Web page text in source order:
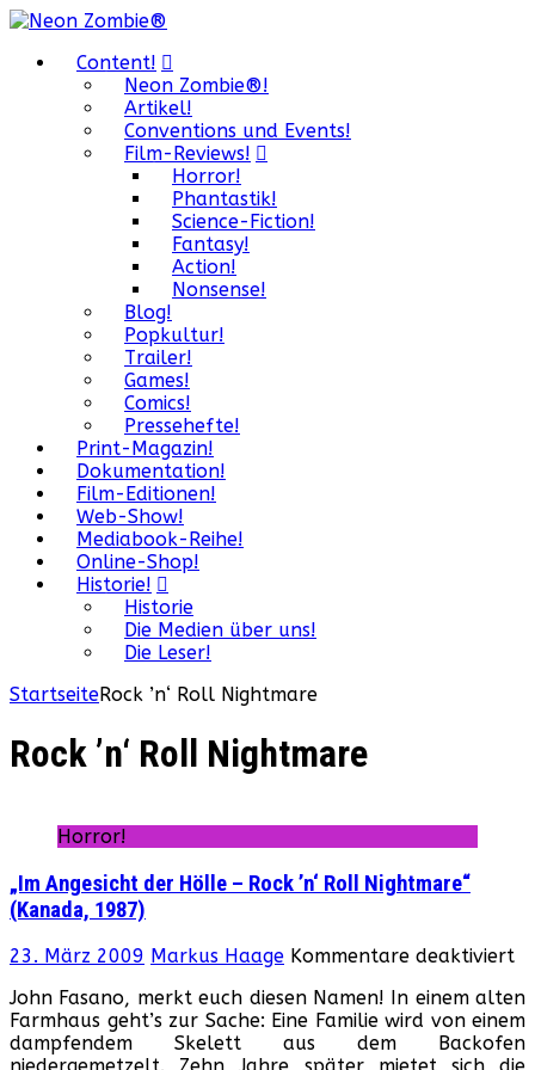
Content!
Neon Zombie®!
Artikel!
Conventions und Events!
Film-Reviews!
Horror!
Phantastik!
Science-Fiction!
Fantasy!
Action!
Nonsense!
Blog!
Popkultur!
Trailer!
Games!
Comics!
Pressehefte!
Print-Magazin!
Dokumentation!
Film-Editionen!
Web-Show!
Mediabook-Reihe!
Online-Shop!
Historie!
Historie
Die Medien über uns!
Die Leser!
StartseiteRock ’n‘ Roll Nightmare
Rock ’n‘ Roll Nightmare
Horror!
„Im Angesicht der Hölle – Rock ’n‘ Roll Nightmare“
(Kanada, 1987)
23. März 2009 Markus Haage Kommentare deaktiviert
John Fasano, merkt euch diesen Namen! In einem alten
Farmhaus geht’s zur Sache: Eine Familie wird von einem
dampfendem Skelett aus dem Backofen